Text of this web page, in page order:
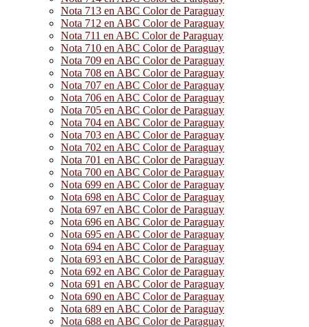
Nota 713 en ABC Color de Paraguay
Nota 712 en ABC Color de Paraguay
Nota 711 en ABC Color de Paraguay
Nota 710 en ABC Color de Paraguay
Nota 709 en ABC Color de Paraguay
Nota 708 en ABC Color de Paraguay
Nota 707 en ABC Color de Paraguay
Nota 706 en ABC Color de Paraguay
Nota 705 en ABC Color de Paraguay
Nota 704 en ABC Color de Paraguay
Nota 703 en ABC Color de Paraguay
Nota 702 en ABC Color de Paraguay
Nota 701 en ABC Color de Paraguay
Nota 700 en ABC Color de Paraguay
Nota 699 en ABC Color de Paraguay
Nota 698 en ABC Color de Paraguay
Nota 697 en ABC Color de Paraguay
Nota 696 en ABC Color de Paraguay
Nota 695 en ABC Color de Paraguay
Nota 694 en ABC Color de Paraguay
Nota 693 en ABC Color de Paraguay
Nota 692 en ABC Color de Paraguay
Nota 691 en ABC Color de Paraguay
Nota 690 en ABC Color de Paraguay
Nota 689 en ABC Color de Paraguay
Nota 688 en ABC Color de Paraguay